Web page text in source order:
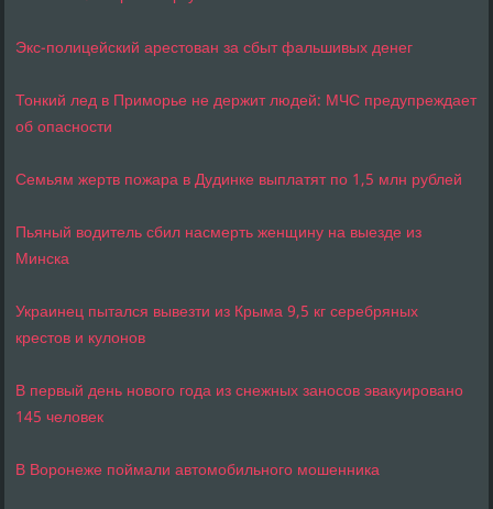
Экс-полицейский арестован за сбыт фальшивых денег
Тонкий лед в Приморье не держит людей: МЧС предупреждает
об опасности
Семьям жертв пожара в Дудинке выплатят по 1,5 млн рублей
Пьяный водитель сбил насмерть женщину на выезде из
Минска
Украинец пытался вывезти из Крыма 9,5 кг серебряных
крестов и кулонов
В первый день нового года из снежных заносов эвакуировано
145 человек
В Воронеже поймали автомобильного мошенника